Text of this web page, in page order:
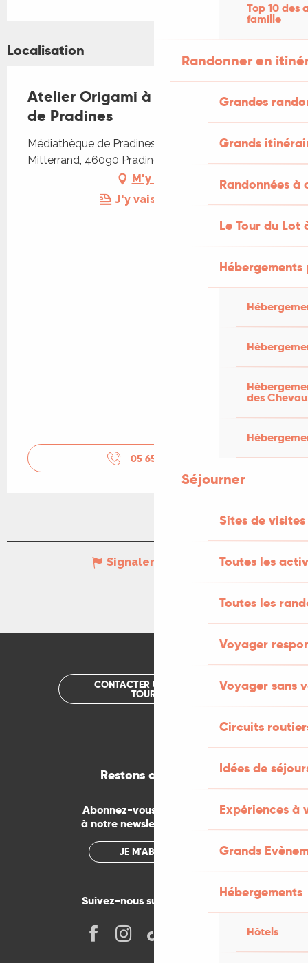
Top 10 des
famille
Randonner en
Grandes
Grands
Randonnées
Le Tour du Lot
des
Séjourner
Sites de visites
Toutes les
Toutes les
Voyager
Voyager sans
Circuits
Idées de
Expériences à
Grands
Hébergements
Hôtels
Localisation
Atelier Origami à la Médiathèque
de Pradines
Médiathèque de Pradines, Allée François
Mitterrand, 46090 Pradines
M'y rendre
J'y vais en train !
05 65 53 26
Signaler une erreur
CONTACTER UN OFFICE DE
TOURISME
Restons connectés
Abonnez-vous gratuitement
à notre newsletter mensuelle
JE M'ABONNE
Suivez-nous sur les réseaux !